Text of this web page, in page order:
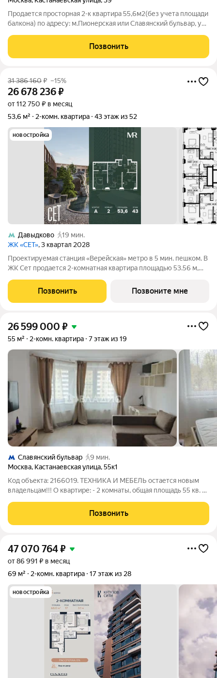
Продается просторная 2-к квартира 55,6м2(без учета площади
балкона) по адресу: м.Пионерская или Славянский бульвар, ул.
расположена на 5 этаже 22-х эт. панельного дома 2007г.п. В
подъезде домофон,
Позвонить
31 386 160₽ –15%
26 678 236₽
от 112 750 ₽ в месяц
53,6 м²
2-комн. квартира 43 этаж из 52
новостройка
Давыдково
19 мин.
ЖК «СЕТ», 3 квартал 2028
Проектируемая станция «Верейская» метро в 5 мин. пешком. В
ЖК Сет продается 2-комнатная квартира площадью 53.56 м,
Сет имеет стратегически выгодное расположение в ЗАО, в
районе с большой
Позвонить Позвоните мне
26 599 000 ₽
55 м² 2-комн. квартира 7 этаж из 19
Славянский бульвар
9 мин.
Москва, Кастанаевская улица,55к1
Код объекта: 2166019. ТЕХНИКА И МЕБЕЛЬ остается новым
владельцам!!! О квартире: - 2 комнаты, общая площадь 55 кв. м,
материалы, стильный дизайн, светлые тона. - Кухня полностью
оборудована
Позвонить
47 070 764₽
от 86 991 ₽ в месяц
69 м²
2-комн. квартира 17 этаж из 28
новостройка